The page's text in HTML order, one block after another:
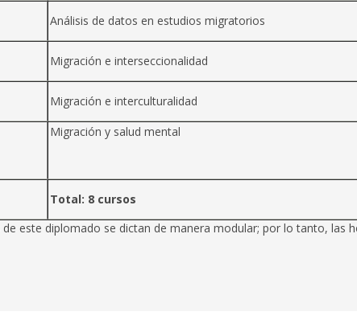
Análisis de datos en estudios migratorios
Migración e interseccionalidad
Migración e interculturalidad
Migración y salud mental
Total: 8 cursos
este diplomado se dictan de manera modular; por lo tanto, las